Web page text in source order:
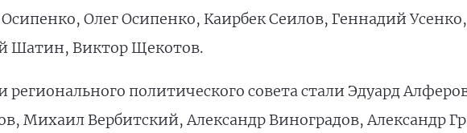
Олег Осипенко, Каирбек Сеилов, Геннадий
Шатин, Виктор Щекотов.
политического совета стали Эдуард
Михаил Вербитский, Александр Виноградов, Александр